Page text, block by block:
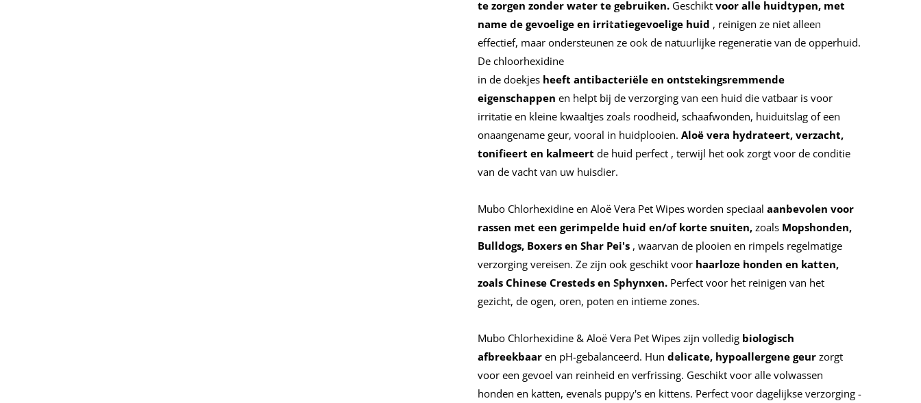
te zorgen zonder water te gebruiken. Geschikt voor alle huidtypen, met
name de gevoelige en irritatiegevoelige huid , reinigen ze niet alleen
effectief, maar ondersteunen ze ook de natuurlijke regeneratie van de opperhuid.
De chloorhexidine
in de doekjes heeft antibacteriële en ontstekingsremmende
eigenschappen en helpt bij de verzorging van een huid die vatbaar is voor
irritatie en kleine kwaaltjes zoals roodheid, schaafwonden, huiduitslag of een
onaangename geur, vooral in huidplooien. Aloë vera hydrateert, verzacht,
tonifieert en kalmeert de huid perfect , terwijl het ook zorgt voor de conditie
van de vacht van uw huisdier.
Mubo Chlorhexidine en Aloë Vera Pet Wipes worden speciaal aanbevolen voor
rassen met een gerimpelde huid en/of korte snuiten, zoals Mopshonden,
Bulldogs, Boxers en Shar Pei's , waarvan de plooien en rimpels regelmatige
verzorging vereisen. Ze zijn ook geschikt voor haarloze honden en katten,
zoals Chinese Cresteds en Sphynxen. Perfect voor het reinigen van het
gezicht, de ogen, oren, poten en intieme zones.
Mubo Chlorhexidine & Aloë Vera Pet Wipes zijn volledig biologisch
afbreekbaar en pH-gebalanceerd. Hun delicate, hypoallergene geur zorgt
voor een gevoel van reinheid en verfrissing. Geschikt voor alle volwassen
honden en katten, evenals puppy's en kittens. Perfect voor dagelijkse verzorging -